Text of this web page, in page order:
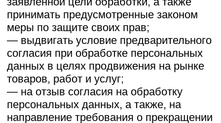
7.1. Обработка персональных данных
осуществляется с согласия субъекта
персональных данных на обработку его
персональных данных.
7.2. Обработка персональных данных
необходима для достижения целей,
предусмотренных международным
договором Российской Федерации или
законом, для осуществления
возложенных законодательством
Российской Федерации на оператора
функций, полномочий и обязанностей.
7.3. Обработка персональных данных